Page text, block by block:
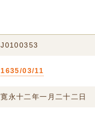
J0100353
1635/03/11
寛永十二年一月二十二日